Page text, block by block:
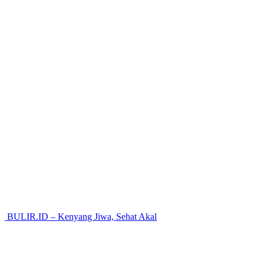
BULIR.ID – Kenyang Jiwa, Sehat Akal